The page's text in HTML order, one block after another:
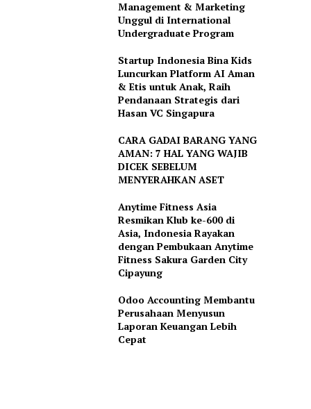
Management & Marketing
Unggul di International
Undergraduate Program
Startup Indonesia Bina Kids
Luncurkan Platform AI Aman
& Etis untuk Anak, Raih
Pendanaan Strategis dari
Hasan VC Singapura
CARA GADAI BARANG YANG
AMAN: 7 HAL YANG WAJIB
DICEK SEBELUM
MENYERAHKAN ASET
Anytime Fitness Asia
Resmikan Klub ke-600 di
Asia, Indonesia Rayakan
dengan Pembukaan Anytime
Fitness Sakura Garden City
Cipayung
Odoo Accounting Membantu
Perusahaan Menyusun
Laporan Keuangan Lebih
Cepat